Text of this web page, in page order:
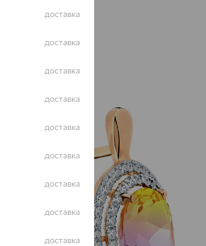
доставка
доставка
доставка
доставка
доставка
доставка
доставка
доставка
доставка